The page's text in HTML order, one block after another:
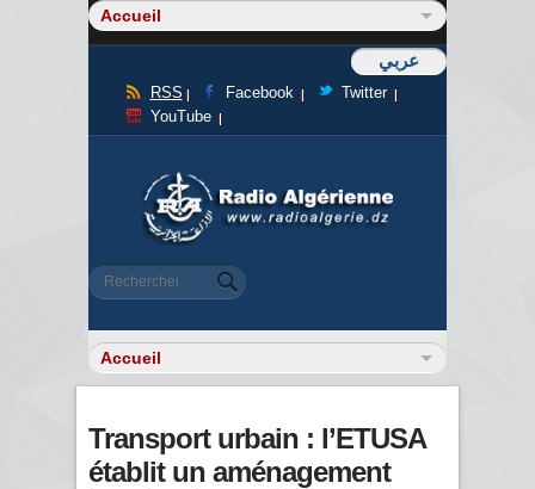
عربي
RSS Facebook
Twitter
YouTube
Formulaire de recherche
Rechercher
Transport urbain : l’ETUSA
établit un aménagement